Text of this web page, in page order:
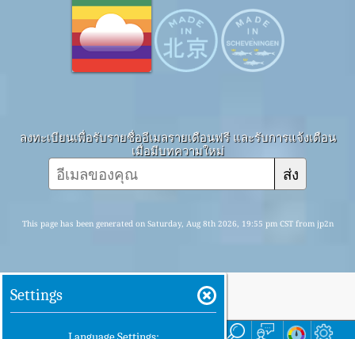
ลงทะเบียนเพื่อรับรายชื่ออีเมลรายเดือนฟรี และรับการแจ้งเตือน
เมื่อมีบทความใหม่
ส่ง
This page has been generated on Saturday, Aug 8th 2026, 19:55 pm CST from jp2n
Settings